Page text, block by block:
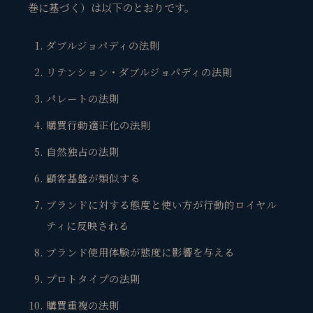
巻に基づく）は以下のとおりです。
ダブルジョパディの法則
リテンション・ダブルジョパディの法則
パレートの法則
購買行動適正化の法則
自然独占の法則
顧客基盤が類似する
ブランドに対する態度と使い方が行動的ロイヤル
ティに反映される
ブランド使用体験が態度に影響を与える
プロトタイプの法則
購買重複の法則